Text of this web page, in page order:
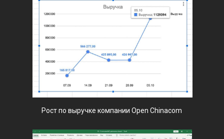
Рост по выручке компании Open Chinacom